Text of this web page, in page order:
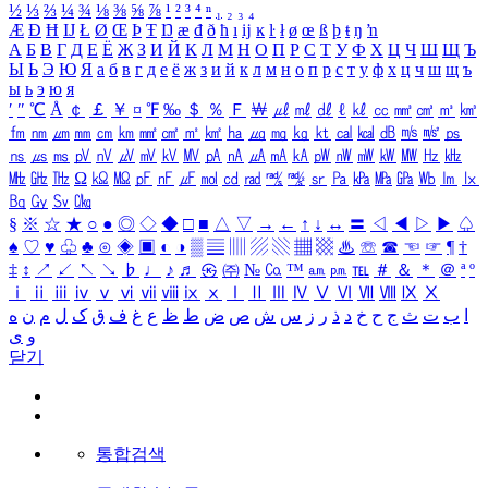
½ ⅓ ⅔ ¼ ¾ ⅛ ⅜ ⅝ ⅞ ¹ ² ³ ⁴ ⁿ ₁ ₂ ₃ ₄
Æ Ð Ħ Ĳ Ł Ø Œ Þ Ŧ Ŋ æ đ ð ħ ı ĳ ĸ ŀ ł ø œ ß þ ŧ ŋ ŉ
А Б В Г Д Е Ё Ж З И Й К Л М Н О П Р С Т У Ф Х Ц Ч Ш Щ Ъ
Ы Ь Э Ю Я а б в г д е ё ж з и й к л м н о п р с т у ф х ц ч ш щ ъ
ы ь э ю я
′ ″ ℃ Å ￠ ￡ ￥ ¤ ℉ ‰ ＄ ％ Ｆ ￦ ㎕ ㎖ ㎗ ℓ ㎘ ㏄ ㎣ ㎤ ㎥ ㎦
㎙ ㎚ ㎛ ㎜ ㎝ ㎞ ㎟ ㎠ ㎡ ㎢ ㏊ ㎍ ㎎ ㎏ ㏏ ㎈ ㎉ ㏈ ㎧ ㎨ ㎰
㎱ ㎲ ㎳ ㎴ ㎵ ㎶ ㎷ ㎸ ㎹ ㎀ ㎁ ㎂ ㎃ ㎄ ㎺ ㎻ ㎽ ㎾ ㎿ ㎐ ㎑
㎒ ㎓ ㎔ Ω ㏀ ㏁ ㎊ ㎋ ㎌ ㏖ ㏅ ㎭ ㎮ ㎯ ㏛ ㎩ ㎪ ㎫ ㎬ ㏝ ㏐
㏓
㏃ ㏉ ㏜ ㏆
§ ※ ☆ ★ ○ ● ◎ ◇ ◆ □ ■ △ ▽ → ← ↑ ↓ ↔ 〓 ◁ ◀ ▷ ▶ ♤
♠ ♡ ♥ ♧ ♣ ⊙ ◈ ▣ ◐ ◑ ▒ ▤ ▨ ▧ ▦ ▩ ♨ ☏ ☎ ☜ ☞ ¶ †
‡ ↕ ↗ ↙ ↖ ↘ ♭ ♩ ♪ ♬ ㉿ ㈜ № ㏇ ™ ㏂ ㏘ ℡ ＃ ＆ ＊ ＠ ª º
ⅰ
ⅱ ⅲ ⅳ ⅴ ⅵ ⅶ ⅷ ⅸ ⅹ Ⅳ Ⅴ Ⅵ Ⅶ Ⅷ Ⅸ Ⅹ
ب ت ث ج ح خ د ذ ر ز س ش ص ض ط ظ ع غ ف ق ک ل م ن ه
و ی
닫기
통합검색